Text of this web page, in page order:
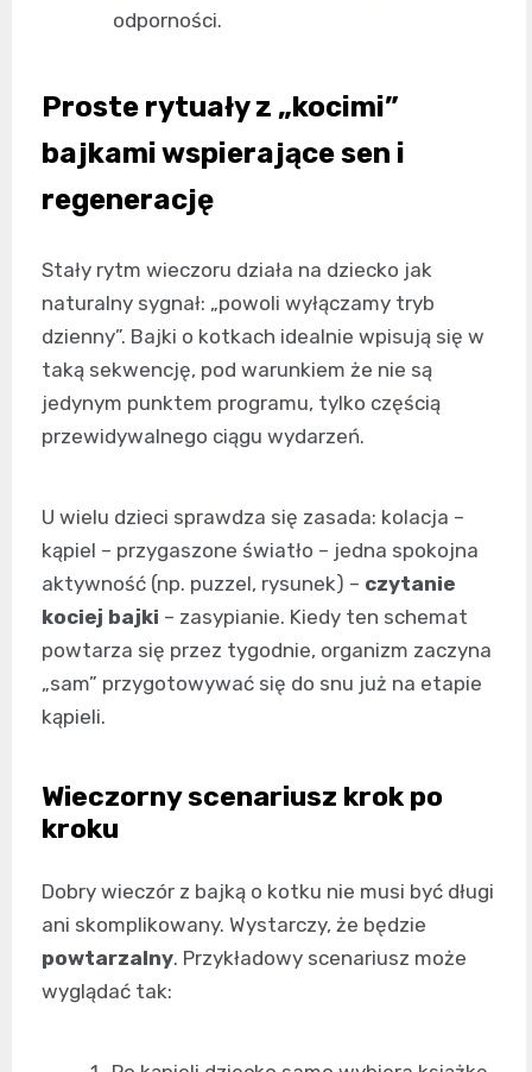
odporności.
Proste rytuały z „kocimi”
bajkami wspierające sen i
regenerację
Stały rytm wieczoru działa na dziecko jak
naturalny sygnał: „powoli wyłączamy tryb
dzienny”. Bajki o kotkach idealnie wpisują się w
taką sekwencję, pod warunkiem że nie są
jedynym punktem programu, tylko częścią
przewidywalnego ciągu wydarzeń.
U wielu dzieci sprawdza się zasada: kolacja –
kąpiel – przygaszone światło – jedna spokojna
aktywność (np. puzzel, rysunek) – czytanie
kociej bajki – zasypianie. Kiedy ten schemat
powtarza się przez tygodnie, organizm zaczyna
„sam” przygotowywać się do snu już na etapie
kąpieli.
Wieczorny scenariusz krok po
kroku
Dobry wieczór z bajką o kotku nie musi być długi
ani skomplikowany. Wystarczy, że będzie
powtarzalny. Przykładowy scenariusz może
wyglądać tak: